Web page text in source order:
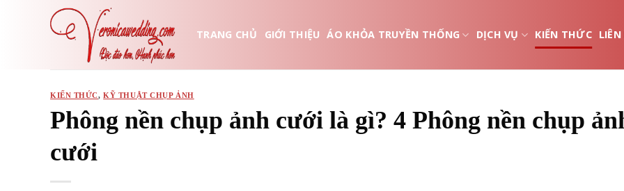
TRANG CHỦ GIỚI THIỆU ÁO KHỎA TRUYỀN THỐNG DỊCH VỤ KIẾN THỨC LIÊN
KIẾN THỨC,KỸ THUẬT CHỤP ẢNH
Phông nền chụp ảnh cưới là gì? 4 Phông nền chụp
cưới